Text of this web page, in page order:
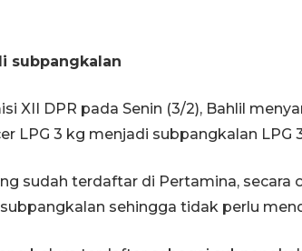
subpangkalan
XII DPR pada Senin (3/2), Bahlil
LPG 3 kg menjadi subpangkalan LPG
sudah terdaftar di Pertamina,
sehingga tidak perlu